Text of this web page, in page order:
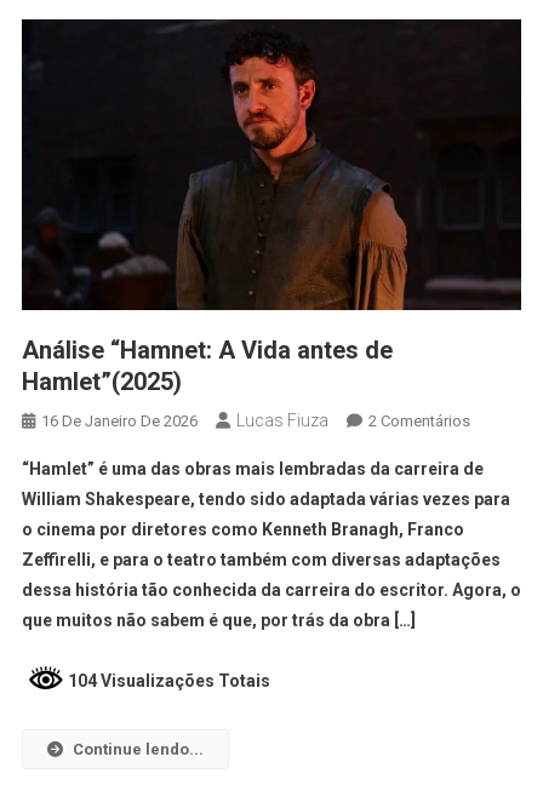
Análise “Hamnet: A Vida antes de
Hamlet”(2025)
16 De Janeiro De 2026 Lucas Fiuza 2 Comentários
“Hamlet” é uma das obras mais lembradas da carreira de
William Shakespeare, tendo sido adaptada várias vezes para
o cinema por diretores como Kenneth Branagh, Franco
Zeffirelli, e para o teatro também com diversas adaptações
dessa história tão conhecida da carreira do escritor. Agora, o
que muitos não sabem é que, por trás da obra […]
104 Visualizações Totais
Continue lendo...